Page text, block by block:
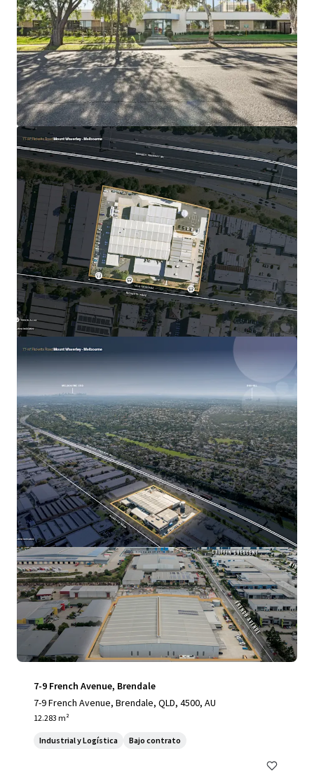
44-60 Fenton Street, Huntingdale VIC
44-60 Fenton Street, Huntingdale, VIC, 3166, AU
21.638 m²
Industrial y Logística Terreno
30 Loftus Road, Yennora
30 Loftus Road, Yennora, NSW, 2161, AU
Industrial y Logística Llamada para oferta: 4 días
7-9 French Avenue, Brendale
7-9 French Avenue, Brendale, QLD, 4500, AU
12.283 m²
Industrial y Logística Bajo contrato